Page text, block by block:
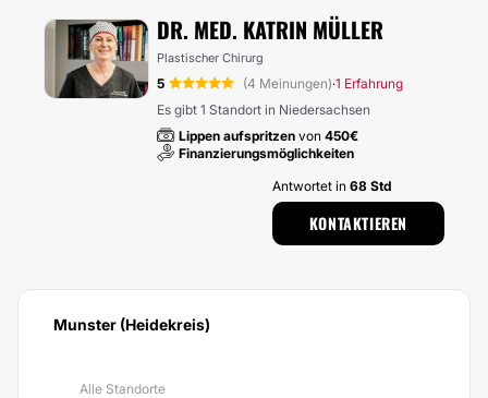
DR. MED. KATRIN MÜLLER
Plastischer Chirurg
5 (4 Meinungen)·1 Erfahrung
Es gibt 1 Standort in Niedersachsen
Lippen aufspritzen von 450€
Finanzierungsmöglichkeiten
Antwortet in 68 Std
KONTAKTIEREN
Munster (Heidekreis)
Alle Standorte